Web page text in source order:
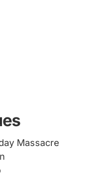
Massacre